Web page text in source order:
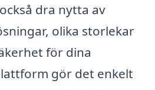
dra nytta av
olika storlekar
för dina
gör det enkelt